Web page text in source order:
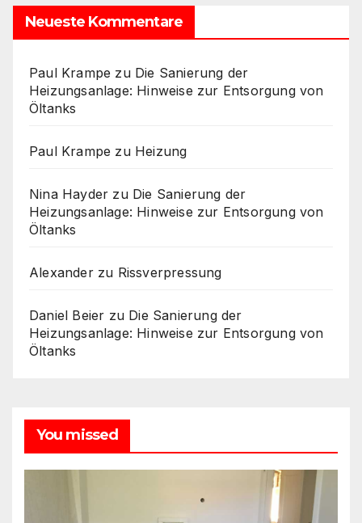
Neueste Kommentare
Paul Krampe zu Die Sanierung der
Heizungsanlage: Hinweise zur Entsorgung von
Öltanks
Paul Krampe zu Heizung
Nina Hayder zu Die Sanierung der
Heizungsanlage: Hinweise zur Entsorgung von
Öltanks
Alexanderzu Rissverpressung
Daniel Beier zu Die Sanierung der
Heizungsanlage: Hinweise zur Entsorgung von
Öltanks
You missed